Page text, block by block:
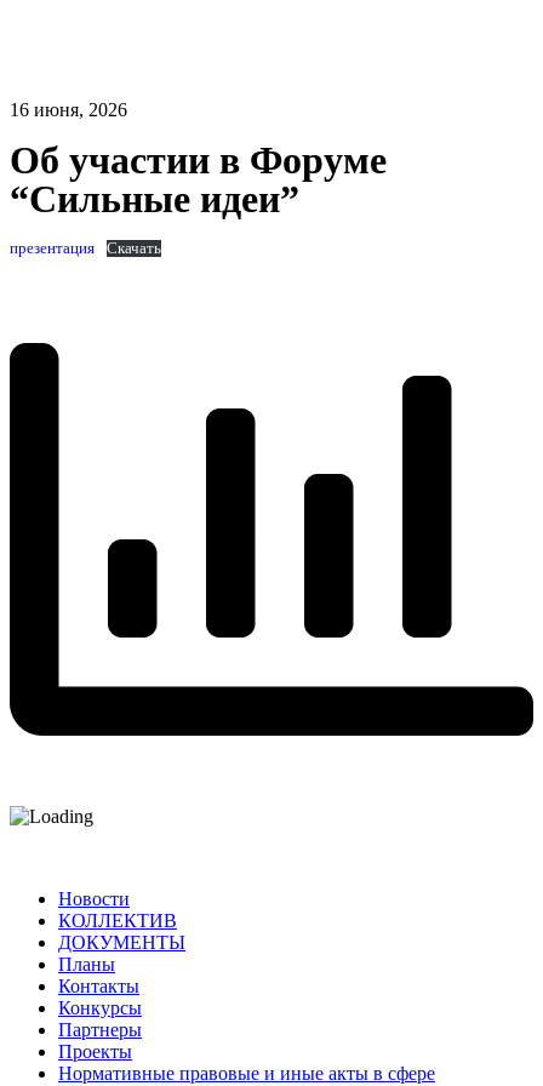
16 июня, 2026
Об участии в Форуме
“Сильные идеи”
презентация Скачать
Новости
КОЛЛЕКТИВ
ДОКУМЕНТЫ
Планы
Контакты
Конкурсы
Партнеры
Проекты
Нормативные правовые и иные акты в сфере